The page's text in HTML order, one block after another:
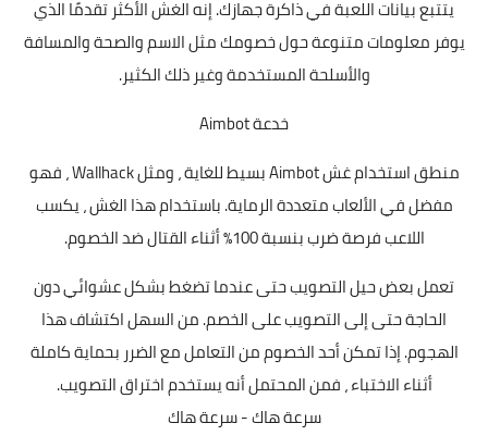
يتتبع بيانات اللعبة في ذاكرة جهازك. إنه الغش الأكثر تقدمًا الذي
يوفر معلومات متنوعة حول خصومك مثل الاسم والصحة والمسافة
والأسلحة المستخدمة وغير ذلك الكثير.
خدعة Aimbot
منطق استخدام غش Aimbot بسيط للغاية ، ومثل Wallhack ، فهو
مفضل في الألعاب متعددة الرماية. باستخدام هذا الغش ، يكسب
اللاعب فرصة ضرب بنسبة 100٪ أثناء القتال ضد الخصوم.
تعمل بعض حيل التصويب حتى عندما تضغط بشكل عشوائي دون
الحاجة حتى إلى التصويب على الخصم. من السهل اكتشاف هذا
الهجوم. إذا تمكن أحد الخصوم من التعامل مع الضرر بحماية كاملة
أثناء الاختباء ، فمن المحتمل أنه يستخدم اختراق التصويب.
سرعة هاك - سرعة هاك